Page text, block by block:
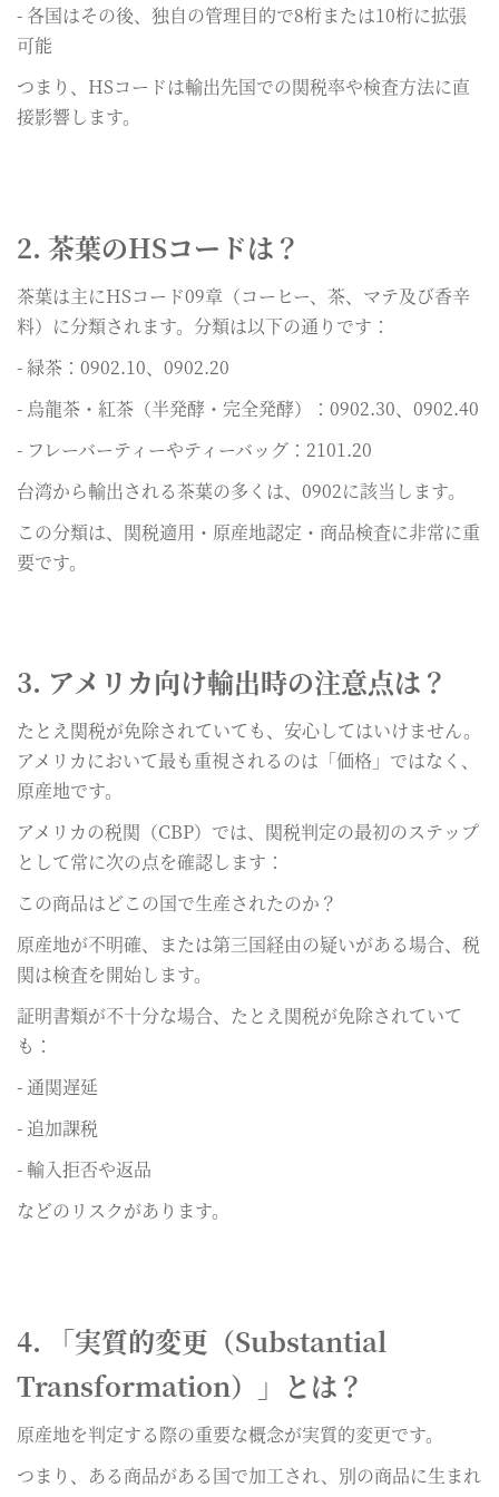
- 各国はその後、独自の管理目的で8桁または10桁に拡張
可能
つまり、HSコードは輸出先国での関税率や検査方法に直
接影響します。
2. 茶葉のHSコードは？
茶葉は主にHSコード09章（コーヒー、茶、マテ及び香辛
料）に分類されます。分類は以下の通りです：
- 緑茶：0902.10、0902.20
- 烏龍茶・紅茶（半発酵・完全発酵）：0902.30、0902.40
- フレーバーティーやティーバッグ：2101.20
台湾から輸出される茶葉の多くは、0902に該当します。
この分類は、関税適用・原産地認定・商品検査に非常に重
要です。
3. アメリカ向け輸出時の注意点は？
たとえ関税が免除されていても、安心してはいけません。
アメリカにおいて最も重視されるのは「価格」ではなく、
原産地です。
アメリカの税関（CBP）では、関税判定の最初のステップ
として常に次の点を確認します：
この商品はどこの国で生産されたのか？
原産地が不明確、または第三国経由の疑いがある場合、税
関は検査を開始します。
証明書類が不十分な場合、たとえ関税が免除されていて
も：
- 通関遅延
- 追加課税
- 輸入拒否や返品
などのリスクがあります。
4. 「実質的変更（Substantial
Transformation）」とは？
原産地を判定する際の重要な概念が実質的変更です。
つまり、ある商品がある国で加工され、別の商品に生まれ